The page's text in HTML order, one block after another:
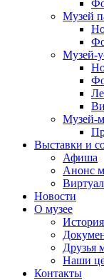
Музей
Музей-
Музей-
Выставки и
Афиша
Анонс
Новости
О музее
История
Друзья
Наши
Контакты